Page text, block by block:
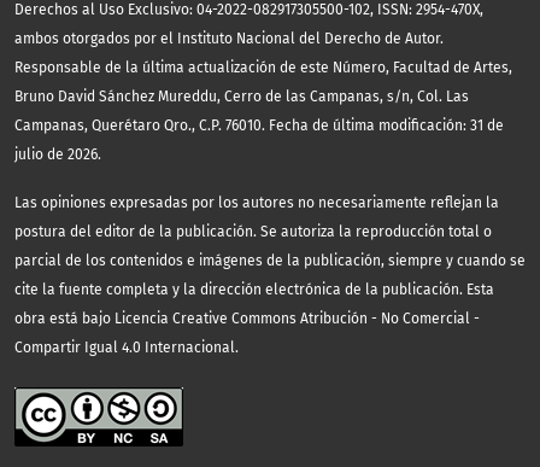
Derechos al Uso Exclusivo: 04-2022-082917305500-102, ISSN: 2954-470X,
ambos otorgados por el Instituto Nacional del Derecho de Autor.
Responsable de la última actualización de este Número, Facultad de Artes,
Bruno David Sánchez Mureddu, Cerro de las Campanas, s/n, Col. Las
Campanas, Querétaro Qro., C.P. 76010. Fecha de última modificación: 31 de
julio de 2026.
Las opiniones expresadas por los autores no necesariamente reflejan la
postura del editor de la publicación. Se autoriza la reproducción total o
parcial de los contenidos e imágenes de la publicación, siempre y cuando se
cite la fuente completa y la dirección electrónica de la publicación. Esta
obra está bajo Licencia Creative Commons Atribución - No Comercial -
Compartir Igual 4.0 Internacional.